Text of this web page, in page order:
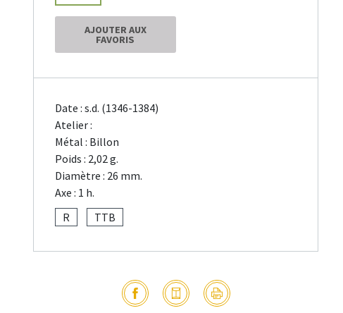
AJOUTER AUX
FAVORIS
Date : s.d. (1346-1384)
Atelier :
Métal : Billon
Poids : 2,02 g.
Diamètre : 26 mm.
Axe : 1 h.
R
TTB